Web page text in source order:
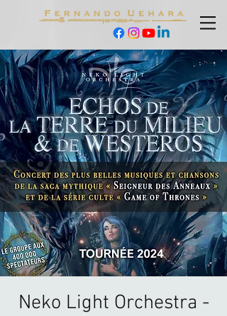
Neko Light Orchestra -